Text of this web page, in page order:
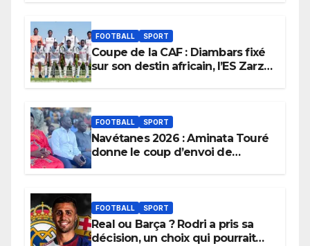
FOOTBALL SPORT
Coupe de la CAF : Diambars fixé
sur son destin africain, l’ES Zarzis
FOOTBALL SPORT
Navétanes 2026 : Aminata Touré
donne le coup d’envoi de
apaisées.
FOOTBALL SPORT
Real ou Barça ? Rodri a pris sa
décision, un choix qui pourrait